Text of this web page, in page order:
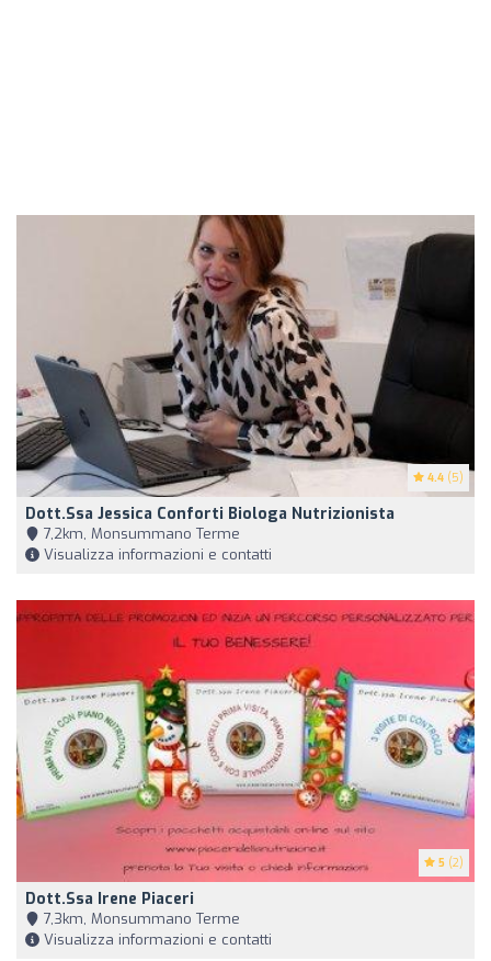
4.4 (5)
Dott.ssa Jessica Conforti Biologa Nutrizionista
7,2km, Monsummano Terme
Visualizza informazioni e contatti
5 (2)
Dott.ssa Irene Piaceri
7,3km, Monsummano Terme
Visualizza informazioni e contatti